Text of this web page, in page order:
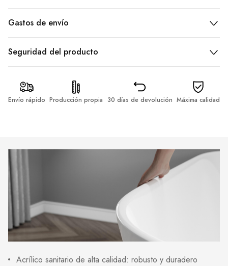
Gastos de envío
Seguridad del producto
Envío rápido Producción propia 30 días de devolución Máxima calidad
Acrílico sanitario de alta calidad: robusto y duradero